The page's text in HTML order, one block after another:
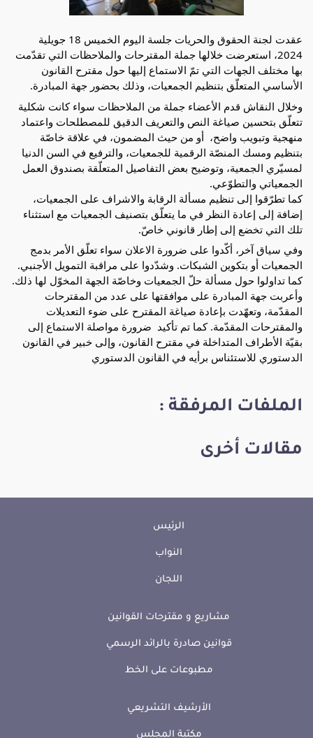
الأساسي المتعلّق بتنظيم الجمعيات، وذلك بحضور جهة المبادرة.
منهجية وتبويب واضح،  أو من حيث المضمون، في
الجمعياتي والتطوّعي.
تلك التي تخضع إلى إطار قانوني خاصّ.
كما تداولوا حول مسألة حلّ الجمعيات وخاصّة الجهة المخوّل لها ذلك.
الدستوري للاستئناس برأيه في القانون الدستوري
الملفات المرفقة :
مقالات أخرى
الرئيس
النواب
اللجان
مشاريع و مقترحات القوانين
قوانين صادرة بالرائد الرسمي
مطبوعات على الخط
الأرشيف التشريعي
مكتبة المجلس